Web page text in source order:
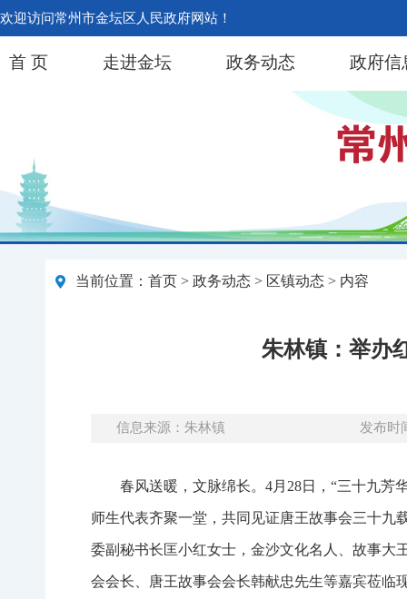
欢迎访问常州市金坛区人民政府网站！
首 页 走进金坛 政务动态 政府信
当前位置： 首页 > 政务动态 > 区镇动态 > 内容
朱林镇：举办
信息来源：朱林镇 发布时
春风送暖，文脉绵长。4月28日，“三十九芳
师生代表齐聚一堂，共同见证唐王故事会三十九
委副秘书长匡小红女士，金沙文化名人、故事大
会会长、唐王故事会会长韩献忠先生等嘉宾莅